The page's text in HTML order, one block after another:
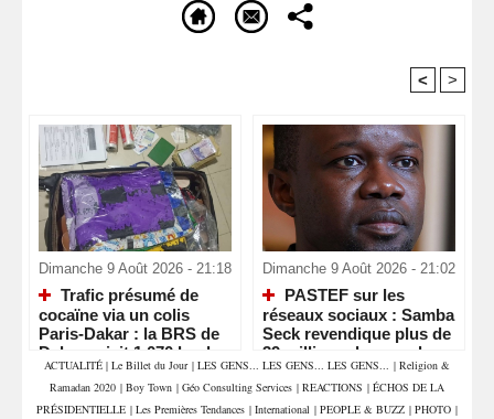
< >
Dimanche 9 Août 2026 - 21:18
Trafic présumé de
cocaïne via un colis
Paris-Dakar : la BRS de
Dakar saisit 1,070 kg de
drogue et interpelle deux
commerçants
Dimanche 9 Août 2026 - 21:02
PASTEF sur les
réseaux sociaux : Samba
Seck revendique plus de
39 millions de vues, la «
machine » numérique de
Sonko en pleine
accélération
ACTUALITÉ | Le Billet du Jour | LES GENS... LES GENS... LES GENS... | Religion &
Ramadan 2020 | Boy Town | Géo Consulting Services | REACTIONS | ÉCHOS DE LA
PRÉSIDENTIELLE | Les Premières Tendances | International | PEOPLE & BUZZ | PHOTO |